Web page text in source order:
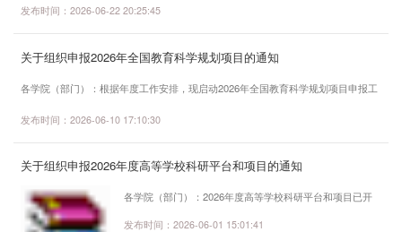
通知》《教育部社科司关于2026年高校思政课教师研究专项一般项目申报工作的通
知》《广东省教育厅办公室关于做好2026...
发布时间：2026-06-22 20:25:45
关于组织申报2026年全国教育科学规划项目的通知
各学院（部门）：根据年度工作安排，现启动2026年全国教育科学规划项目申报工
科建设与研究生培养专项”、“学生发展研究专项”、“中国教育法治与全球教育治理研
究专项”、“教育考试研究专项...
发布时间：2026-06-10 17:10:30
关于组织申报2026年度高等学校科研平台和项目的通知
各学院（部门）：2026年度高等学校科研平台和项目已开
始申报。根据《广东省教育厅关于组织申报2026年度高等
发布时间：2026-06-01 15:01:41